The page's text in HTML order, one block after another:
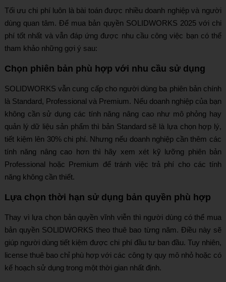
Tối ưu chi phí luôn là bài toán được nhiều doanh nghiệp và người
dùng quan tâm. Để mua bản quyền SOLIDWORKS 2025 với chi
phí tốt nhất và vẫn đáp ứng được nhu cầu công việc bạn có thể
tham khảo những gợi ý sau:
Chọn phiên bản phù hợp với nhu cầu sử dụng
SOLIDWORKS vẫn cung cấp cho người dùng ba phiên bản chính
là Standard, Professional và Premium. Nếu doanh nghiệp của bạn
không cần sử dụng các tính năng nâng cao như mô phỏng hay
quản lý dữ liệu sản phẩm thì bản Standard sẽ là lựa chọn hợp lý,
tiết kiệm lên 30% chi phí. Nhưng nếu doanh nghiệp cần thêm các
tính năng nâng cao hơn thì hãy xem xét kỹ lưỡng phiên bản
Professional hoặc Premium để tránh việc trả phí cho các tính
năng không cần thiết.
Lựa chọn thời hạn sử dụng bản quyền phù hợp
Thay vì lựa chọn bản quyền vĩnh viễn thì người dùng có thể mua
bản quyền SOLIDWORKS theo thuê bao từng năm. Điều này sẽ
giúp người dùng tiết kiệm được chi phí đầu tư ban đầu. Tuy nhiên,
license thuê bao chỉ phù hợp với các công ty quy mô nhỏ hoặc có
kế hoạch sử dụng trong một thời gian nhất định.